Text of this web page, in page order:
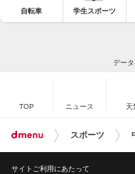
自転車 学生スポーツ
デー
TOP ニュース 天
スポーツ
サイトご利用にあたって